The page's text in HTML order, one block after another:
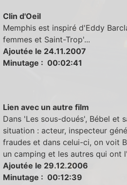
Clin d'Oeil
Memphis est inspiré d'Eddy
femmes et Saint-Trop'...
Ajoutée le 24.11.2007
Minutage : 00:02:41
Lien avec un autre film
Dans 'Les sous-doués', Bébel et
situation : acteur, inspecteur
fraudes et dans celui-ci, on voit
un camping et les autres qui ont
Ajoutée le 29.12.2006
Minutage : 00:12:39